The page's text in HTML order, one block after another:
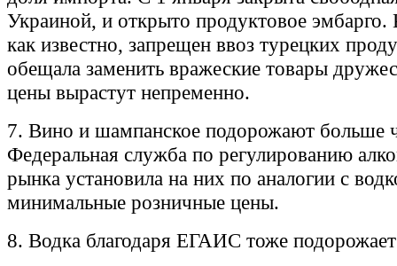
Украиной, и открыто продуктовое эмбарго.
как известно, запрещен ввоз турецких
обещала заменить вражеские товары
цены вырастут непременно.
7. Вино и шампанское подорожают больше
Федеральная служба по регулированию
рынка установила на них по аналогии с
минимальные розничные цены.
8. Водка благодаря ЕГАИС тоже